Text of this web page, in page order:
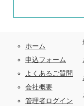
ホーム
申込フォーム
よくあるご質問
会社概要
管理者ログイン